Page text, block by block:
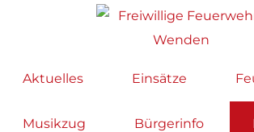
Wenden
Aktuelles Einsätze
Musikzug Bürgerinfo